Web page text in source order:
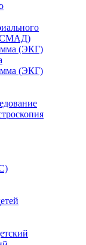
(СМАД)
(ЭКГ)
(ЭКГ)